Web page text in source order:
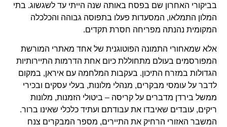
בביקורי האחרון שם בפסח באותה שנה הייתי עד לשגשוג. בתי
המלון התמלאו, המסעדות פעלו בתפוסה גבוהה והכלכלה
המקומית נהנתה מפריחה חסרת תקדים.
אלא שמאחורי התמונה הפוטוגנית של אחד מאתרי המורשת
המפורסמים בעולם מתחוללת כיום אחת הדרמות התיירותיות
הגדולות במזרח התיכון. בעקבות המלחמה עם איראן, במקום
לדבר על עומסי מבקרים, מנהלי מלונות, בעלי עסקים ובכירי
ממשל בירדן מדברים על קריסה – ביטולי הזמנות, מלונות
ריקים, עובדים שאיבדו את עבודתם ועתיד כלכלי שאינו ברור.
המשבר האזורי הרחיק את התיירים, מספר המבקרים צנח